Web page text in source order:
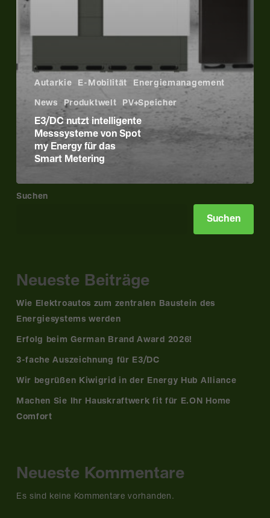
Autarkie E-Mobilität Energiemanagement
News Produktwelt PV+Speicher
E3/DC nutzt intelligente
Messsysteme von Spot
my Energy für das
Smart Metering
Suchen
Suchen
Neueste Beiträge
Wie Elektroautos zum zentralen Baustein des
Energiesystems werden
Erfolg beim German Brand Award 2026!
3-fache Auszeichnung für E3/DC
Wir begrüßen Kiwigrid in der Energy Hub Alliance
Machen Sie Ihr Hauskraftwerk fit für E.ON Home
Comfort
Neueste Kommentare
Es sind keine Kommentare vorhanden.